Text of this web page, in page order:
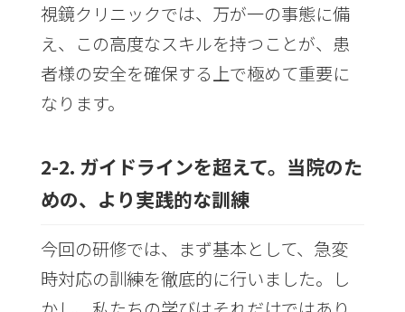
視鏡クリニックでは、万が一の事態に備
え、この高度なスキルを持つことが、患
者様の安全を確保する上で極めて重要に
なります。
2-2. ガイドラインを超えて。当院のた
めの、より実践的な訓練
今回の研修では、まず基本として、急変
時対応の訓練を徹底的に行いました。し